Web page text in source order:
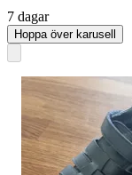
7 dagar
Hoppa över karusell